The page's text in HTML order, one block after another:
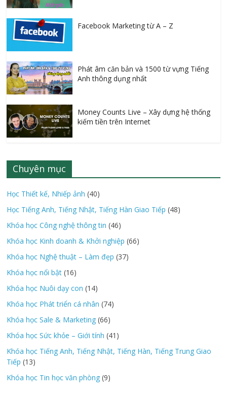
Facebook Marketing từ A – Z
Phát âm căn bản và 1500 từ vựng Tiếng
Anh thông dụng nhất
Money Counts Live – Xây dựng hệ thống
kiếm tiền trên Internet
Chuyên mục
Học Thiết kế, Nhiếp ảnh (40)
Học Tiếng Anh, Tiếng Nhật, Tiếng Hàn Giao Tiếp (48)
Khóa học Công nghệ thông tin (46)
Khóa học Kinh doanh & Khởi nghiệp (66)
Khóa học Nghệ thuật – Làm đẹp (37)
Khóa học nổi bật (16)
Khóa học Nuôi dạy con (14)
Khóa học Phát triển cá nhân (74)
Khóa học Sale & Marketing (66)
Khóa học Sức khỏe – Giới tính (41)
Khóa học Tiếng Anh, Tiếng Nhật, Tiếng Hàn, Tiếng Trung Giao
Tiếp (13)
Khóa học Tin học văn phòng (9)